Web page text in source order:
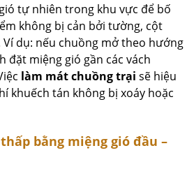
tự nhiên trong khu vực để bố
không bị cản bởi tường, cột
dụ: nếu chuồng mở theo hướng
đặt miệng gió gần các vách
làm mát chuồng trại sẽ hiệu
khuếch tán không bị xoáy hoặc
bằng miệng gió đầu –